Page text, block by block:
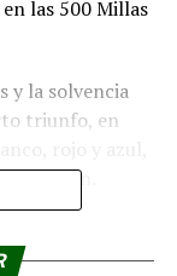
las 500 Millas
y la solvencia
triunfo, en
Detroit.